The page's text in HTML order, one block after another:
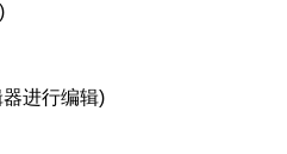
进行编辑)